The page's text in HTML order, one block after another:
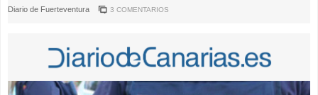
Diario de Fuerteventura 3 COMENTARIOS